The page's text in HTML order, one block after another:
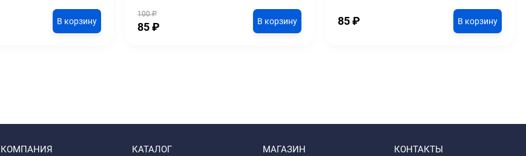
В корзину
100₽
85₽ В корзину 85₽ В корзину
КОМПАНИЯ КАТАЛОГ МАГАЗИН КОНТАКТЫ